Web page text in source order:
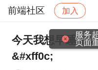
前端社区 加入
社区 前端社区
今天我想早睡
&#xff0c;
服务
页面